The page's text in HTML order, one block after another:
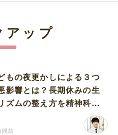
アップ
もの夜更かしによる３つ
影響とは？長期休みの生
ズムの整え方を精神科医
間前